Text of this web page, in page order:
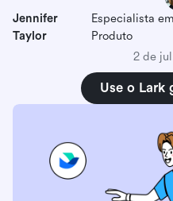
Jennifer
Taylor
Especialista
Produto
2 de
Use o Lark